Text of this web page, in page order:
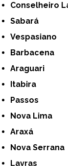
Conselheiro
Sabará
Vespasiano
Barbacena
Araguari
Itabira
Passos
Nova Lima
Araxá
Nova Serrana
Lavras